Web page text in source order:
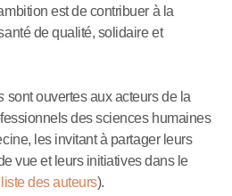
est de contribuer à la
de qualité, solidaire et
sont ouvertes aux acteurs de la
des sciences humaines
les invitant à partager leurs
vue et leurs initiatives dans le
des auteurs).